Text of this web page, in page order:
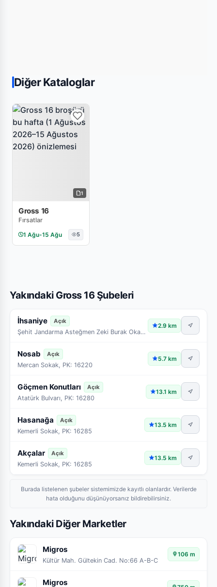
Diğer Kataloglar
1
Gross 16
Fırsatlar
1 Ağu-15 Ağu 5
Yakındaki Gross 16 Şubeleri
İhsaniye Açık
Şehit Jandarma Asteğmen Zeki Burak Okay Caddesi, PK: 16170
2.9 km
Nosab Açık
Mercan Sokak, PK: 16220
5.7 km
Göçmen Konutları Açık
Atatürk Bulvarı, PK: 16280
13.1 km
Hasanağa Açık
Kemerli Sokak, PK: 16285
13.5 km
Akçalar Açık
Kemerli Sokak, PK: 16285
13.5 km
Burada listelenen şubeler sistemimizde kayıtlı olanlardır. Verilerde
hata olduğunu düşünüyorsanız bildirebilirsiniz.
Yakındaki Diğer Marketler
Migros
Kültür Mah. Gültekin Cad. No:66 A-B-C
106 m
Migros